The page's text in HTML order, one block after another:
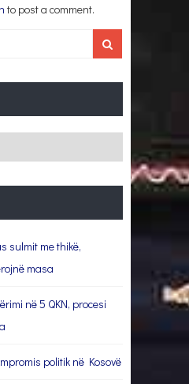
to post a comment.
sulmit me thikë,
masa
në 5 QKN, procesi
politik në Kosovë